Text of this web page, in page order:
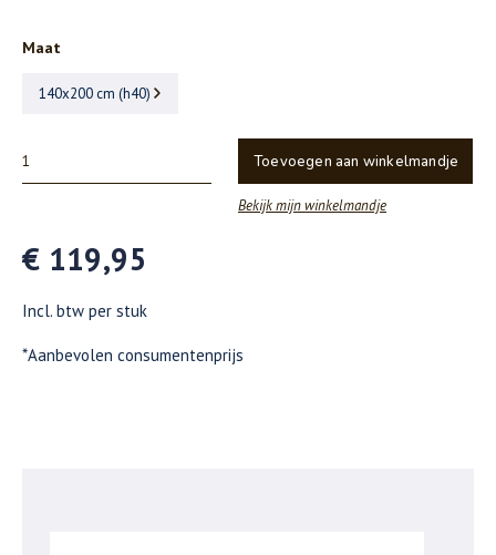
Maat
140x200 cm (h40)
Toevoegen aan winkelmandje
Bekijk mijn winkelmandje
€ 119,95
Incl. btw per stuk
*Aanbevolen consumentenprijs